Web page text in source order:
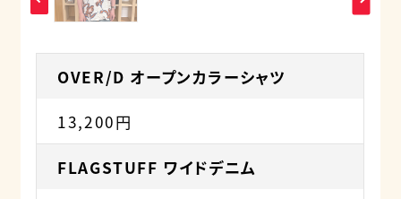
OVER/D オープンカラーシャツ
13,200円
FLAGSTUFF ワイドデニム